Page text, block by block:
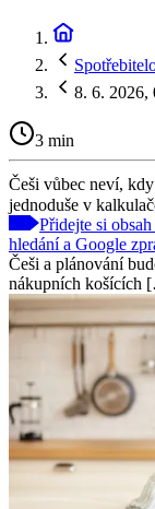
8. 6. 2026,
3 min
Češi vůbec neví,
jednoduše v
Přidejte si
hledání a Google
Češi a plánování
nákupních košících